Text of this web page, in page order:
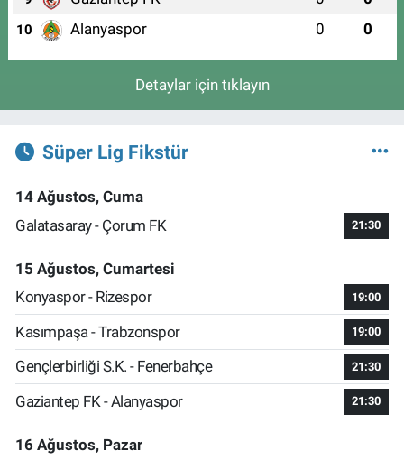
10 Alanyaspor 0 0
Detaylar için tıklayın
Süper Lig Fikstür
14 Ağustos, Cuma
Galatasaray - Çorum FK
21:30
15 Ağustos, Cumartesi
Konyaspor - Rizespor
19:00
Kasımpaşa - Trabzonspor 19:00
Gençlerbirliği S.K. - Fenerbahçe 21:30
Gaziantep FK - Alanyaspor 21:30
16 Ağustos, Pazar